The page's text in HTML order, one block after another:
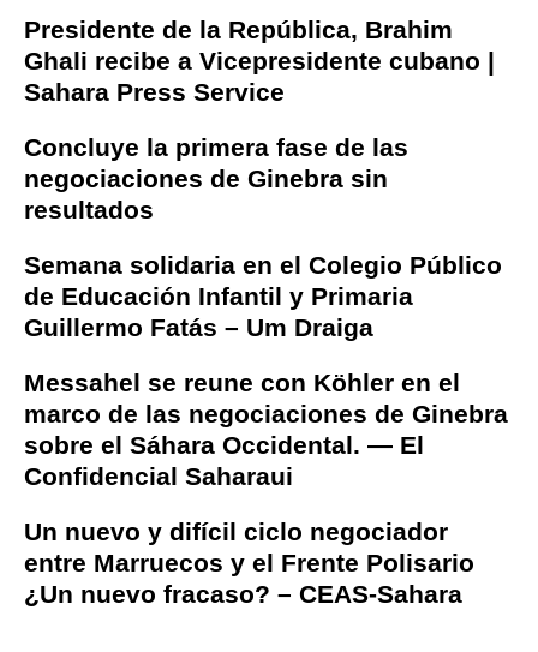
Presidente de la República, Brahim
Ghali recibe a Vicepresidente cubano |
Sahara Press Service
Concluye la primera fase de las
negociaciones de Ginebra sin
resultados
Semana solidaria en el Colegio Público
de Educación Infantil y Primaria
Guillermo Fatás – Um Draiga
Messahel se reune con Köhler en el
marco de las negociaciones de Ginebra
sobre el Sáhara Occidental. — El
Confidencial Saharaui
Un nuevo y difícil ciclo negociador
entre Marruecos y el Frente Polisario
¿Un nuevo fracaso? – CEAS-Sahara